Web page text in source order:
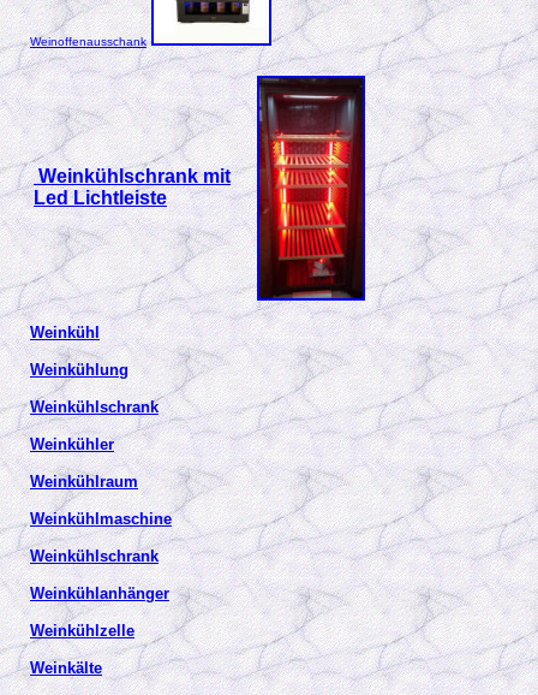
Weinoffenausschank
Weinkühlschrank mit
Led Lichtleiste
Weinkühl
Weinkühlung
Weinkühlschrank
Weinkühler
Weinkühlraum
Weinkühlmaschine
Weinkühlschrank
Weinkühlanhänger
Weinkühlzelle
Weinkälte